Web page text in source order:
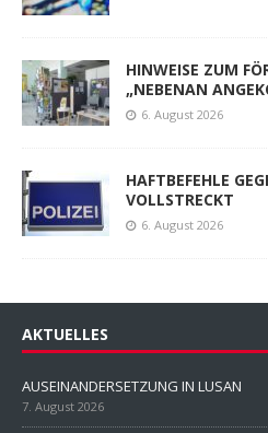
HINWEISE ZUM
„NEBENAN
6. August 2026
HAFTBEFEHLE
VOLLSTRECKT
6. August 2026
AKTUELLES
AUSEINANDERSETZUNG IN LUSAN
7. August 2026